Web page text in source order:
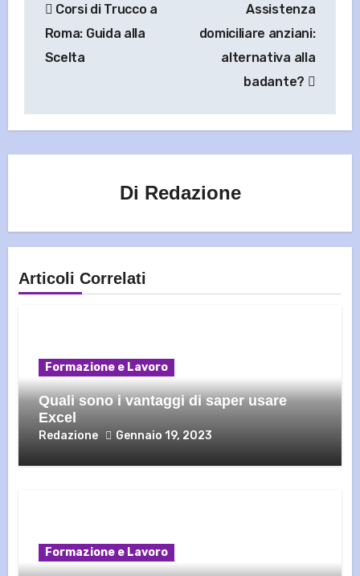
articoli
Corsi di Trucco a
Roma: Guida alla
Scelta
Assistenza
domiciliare anziani:
alternativa alla
badante?
Di Redazione
Articoli Correlati
Formazione e Lavoro
Quali sono i vantaggi di saper usare
Excel
Redazione Gennaio 19, 2023
Formazione e Lavoro